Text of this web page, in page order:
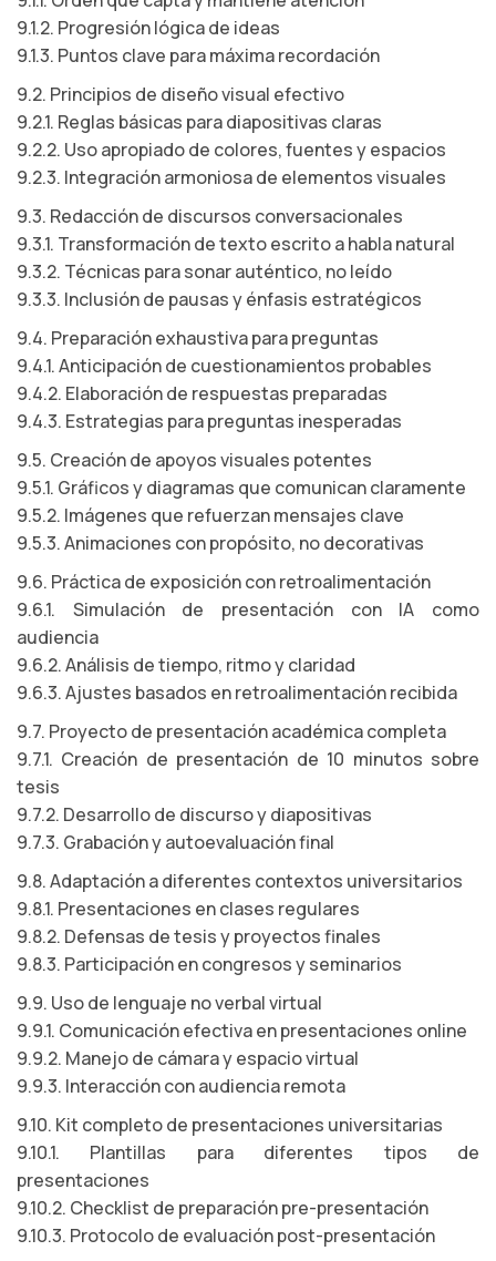
9.1.2. Progresión lógica de ideas
9.1.3. Puntos clave para máxima recordación
9.2. Principios de diseño visual efectivo
9.2.1. Reglas básicas para diapositivas claras
9.2.2. Uso apropiado de colores, fuentes y espacios
9.2.3. Integración armoniosa de elementos visuales
9.3. Redacción de discursos conversacionales
9.3.1. Transformación de texto escrito a habla natural
9.3.2. Técnicas para sonar auténtico, no leído
9.3.3. Inclusión de pausas y énfasis estratégicos
9.4. Preparación exhaustiva para preguntas
9.4.1. Anticipación de cuestionamientos probables
9.4.2. Elaboración de respuestas preparadas
9.4.3. Estrategias para preguntas inesperadas
9.5. Creación de apoyos visuales potentes
9.5.1. Gráficos y diagramas que comunican claramente
9.5.2. Imágenes que refuerzan mensajes clave
9.5.3. Animaciones con propósito, no decorativas
9.6. Práctica de exposición con retroalimentación
9.6.1. Simulación de presentación con IA como
audiencia
9.6.2. Análisis de tiempo, ritmo y claridad
9.6.3. Ajustes basados en retroalimentación recibida
9.7. Proyecto de presentación académica completa
9.7.1. Creación de presentación de 10 minutos sobre
tesis
9.7.2. Desarrollo de discurso y diapositivas
9.7.3. Grabación y autoevaluación final
9.8. Adaptación a diferentes contextos universitarios
9.8.1. Presentaciones en clases regulares
9.8.2. Defensas de tesis y proyectos finales
9.8.3. Participación en congresos y seminarios
9.9. Uso de lenguaje no verbal virtual
9.9.1. Comunicación efectiva en presentaciones online
9.9.2. Manejo de cámara y espacio virtual
9.9.3. Interacción con audiencia remota
9.10. Kit completo de presentaciones universitarias
9.10.1. Plantillas para diferentes tipos de
presentaciones
9.10.2. Checklist de preparación pre-presentación
9.10.3. Protocolo de evaluación post-presentación